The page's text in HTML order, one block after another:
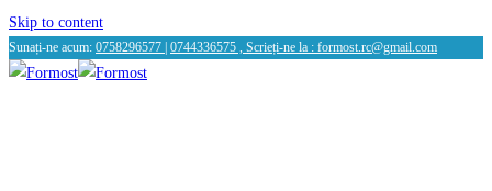
Skip to content
Sunați-ne acum: 0758296577 0744336575 , Scrieți-ne la : formost.rc@gmail.com